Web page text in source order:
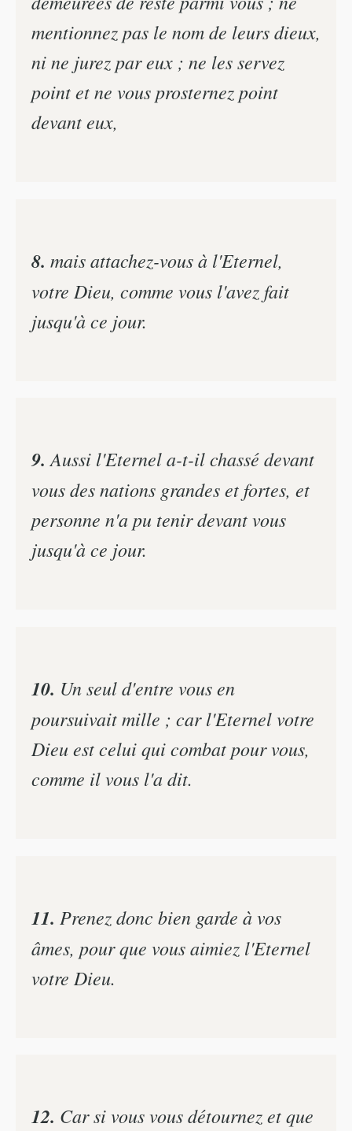
mentionnez pas le nom de leurs dieux,
ni ne jurez par eux ; ne les servez
point et ne vous prosternez point
devant eux,
8. mais attachez-vous à l'Eternel,
votre Dieu, comme vous l'avez fait
jusqu'à ce jour.
9. Aussi l'Eternel a-t-il chassé devant
vous des nations grandes et fortes, et
personne n'a pu tenir devant vous
jusqu'à ce jour.
10. Un seul d'entre vous en
poursuivait mille ; car l'Eternel votre
Dieu est celui qui combat pour vous,
comme il vous l'a dit.
11. Prenez donc bien garde à vos
âmes, pour que vous aimiez l'Eternel
votre Dieu.
12. Car si vous vous détournez et que